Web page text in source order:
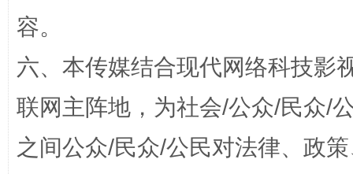
容。
六、本传媒结合现代网络科技影
联网主阵地，为社会/公众/民众/
之间公众/民众/公民对法律、政